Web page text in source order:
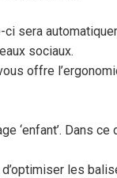
sera
sociaux.
offre
‘enfant’. Dans
les